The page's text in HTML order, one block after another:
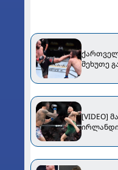
მეხუთე
[VIDEO]